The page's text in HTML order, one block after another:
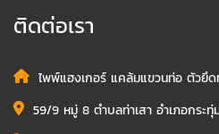
ติดต่อเรา
ไพพ์แฮงเกอร์ แคล้มแขวนท่อ ตัวยึ
59/9 หมู่ 8 ตำบลท่าเสา อำเภอกระ